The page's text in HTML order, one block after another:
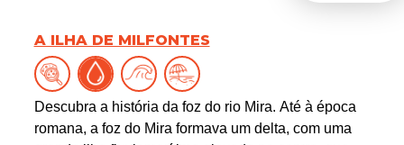
poderão levar binóculos e máquina fotográfica.
Informamos que o cancelamento da atividade está
dependente das condições meteorológicas. O ponto
de encontro é junto ao local e a equipa responsável
vai estar facilmente identificável, a aguardar pelos
A ILHA DE MILFONTES
Descubra a história da foz do rio Mira. Até à época
romana, a foz do Mira formava um delta, com uma